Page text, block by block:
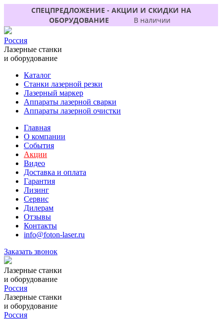
СПЕЦПРЕДЛОЖЕНИЕ - АКЦИИ И СКИДКИ НА
ОБОРУДОВАНИЕ
В наличии
Россия
Лазерные станки
и оборудование
Каталог
Станки лазерной резки
Лазерный маркер
Аппараты лазерной сварки
Аппараты лазерной очистки
Главная
О компании
События
Акции
Видео
Доставка и оплата
Гарантия
Лизинг
Сервис
Дилерам
Отзывы
Контакты
info@foton-laser.ru
Заказать звонок
Лазерные станки
и оборудование
Россия
Лазерные станки
и оборудование
Россия